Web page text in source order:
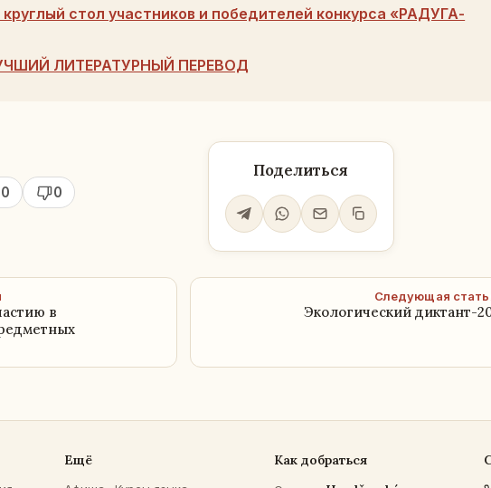
стол участников и победителей конкурса «РАДУГА-
ЛИТЕРАТУРНЫЙ ПЕРЕВОД
0 0
Поделиться
в
Следующая
Экологический диктант-
Ещё Как добраться